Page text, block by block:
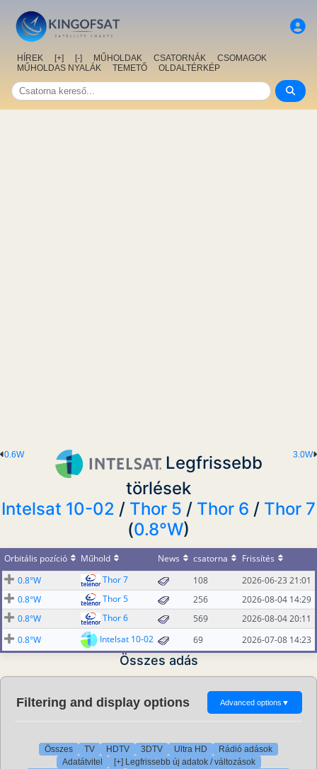
HÍREK [+] [-] MŰHOLDAK CSATORNÁK
CSOMAGOK
MŰHOLDAS NYALÁK
TEMETŐ OLDALTÉRKÉP
3.0W
0.6W
Legfrissebb
törlések
Intelsat 10-02 / Thor 5 / Thor 6 / Thor 7
(0.8°W)
Orbitális pozíció Műhold News csatorna
Frissítés
0.8°W
Thor 7 108
2026-06-23 21:01
0.8°W
Thor 5 256
2026-08-04 14:29
0.8°W
Thor 6 569
2026-08-04 20:11
0.8°W
Intelsat 10-02 69 2026-07-08 14:23
Összes adás
Filtering and display options Advanced options ▼
Összes TV HDTV 3DTV Ultra HD
Rádió adások
Adatátvitel
[+] Legfrissebb új adatok / változások